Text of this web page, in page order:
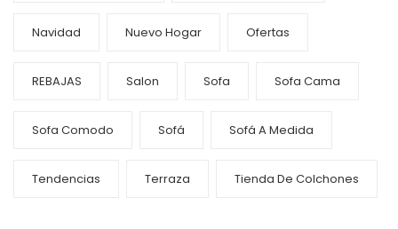
Navidad Nuevo Hogar Ofertas
REBAJAS Salon Sofa Sofa Cama
Sofa Comodo Sofá Sofá A Medida
Tendencias Terraza Tienda De Colchones